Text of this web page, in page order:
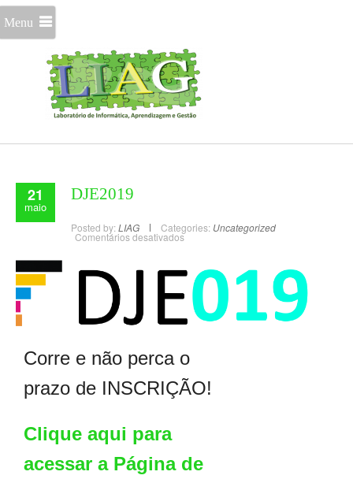
Menu
21
maio
DJE2019
Posted by: LIAG Categories: Uncategorized
Comentários desativados
Corre e não perca o
prazo de INSCRIÇÃO!
Clique aqui para
acessar a Página de